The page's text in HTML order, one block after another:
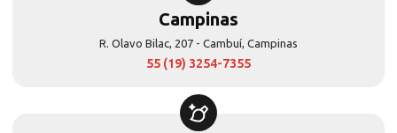
Campinas
R. Olavo Bilac, 207 - Cambuí, Campinas
55 (19) 3254-7355